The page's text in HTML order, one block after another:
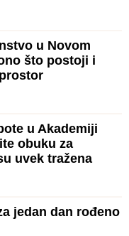
u Novom
što postoji i
u Akademiji
obuku za
uvek tražena
jedan dan rođeno